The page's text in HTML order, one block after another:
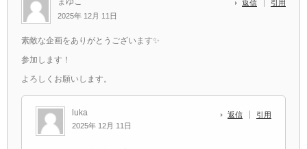
2025年 12月 11日
返信 引用
素敵な企画をありがとうございます✨
参加します！
よろしくお願いします。
luka
2025年 12月 11日
返信 引用